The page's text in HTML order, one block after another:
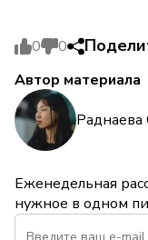
0 0
Автор материала
Раднаева
Еженедельная
нужное в одном